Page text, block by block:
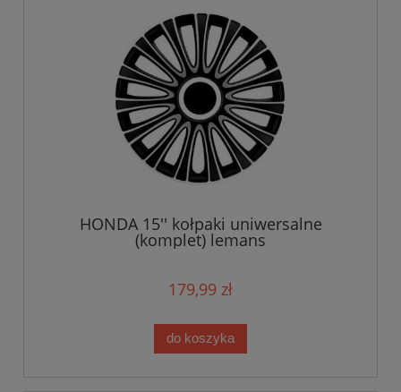
HONDA 15'' kołpaki uniwersalne
(komplet) lemans
179,99 zł
do koszyka